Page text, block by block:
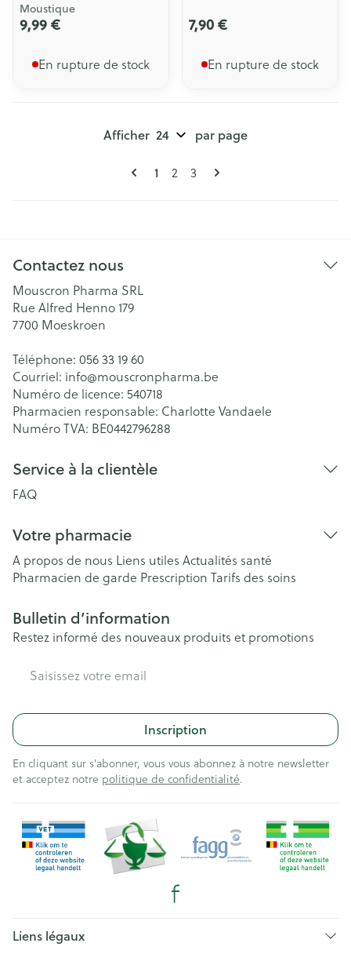
Moustique
9,99 €
En rupture de stock
7,90 €
En rupture de stock
Pages
Vous lisez actuellement la page
1 Page
2 Page
3
Afficher par page
Contactez nous
Mouscron Pharma SRL
Rue Alfred Henno 179
7700 Moeskroen
Téléphone: 056 33 19 60
Courriel: info@mouscronpharma.be
Numéro de licence: 540718
Pharmacien responsable: Charlotte Vandaele
Numéro TVA: BE0442796288
Service à la clientèle
FAQ
Votre pharmacie
A propos de nous Liens utiles Actualités santé
Pharmacien de garde Prescription Tarifs des soins
Bulletin d’information
Restez informé des nouveaux produits et promotions
Inscription
En cliquant sur s'abonner, vous vous abonnez à notre newsletter
et acceptez notre politique de confidentialité.
Liens légaux